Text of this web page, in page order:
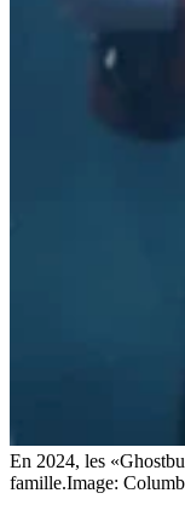
En 2024, les
famille.Image: